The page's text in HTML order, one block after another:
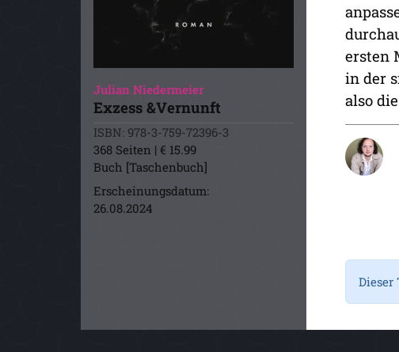
Julian Niedermeier
Exzess &Vernunft
ISBN: 978-3-759-72396-3
368 Seiten | € 15.99
Buch [Taschenbuch]
Erscheinungsdatum:
26.08.2024
ersten
in der
also
Dieser